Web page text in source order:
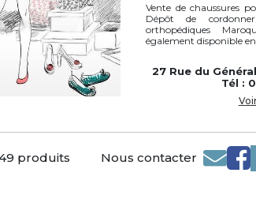
Vente de chaussures
Dépôt de
orthopédiques
également disponible
27 Rue du
Tél :
produits Nous contacter